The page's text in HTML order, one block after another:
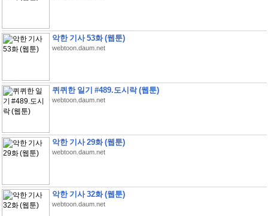
악한 기사 53화 (웹툰)
webtoon.daum.net
퀴퀴한 일기 #489.도시락 (웹툰)
webtoon.daum.net
악한 기사 29화 (웹툰)
webtoon.daum.net
악한 기사 32화 (웹툰)
webtoon.daum.net